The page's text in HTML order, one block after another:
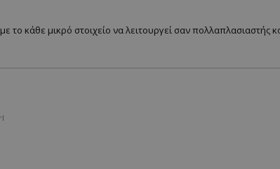
το κάθε μικρό στοιχείο να λειτουργεί σαν